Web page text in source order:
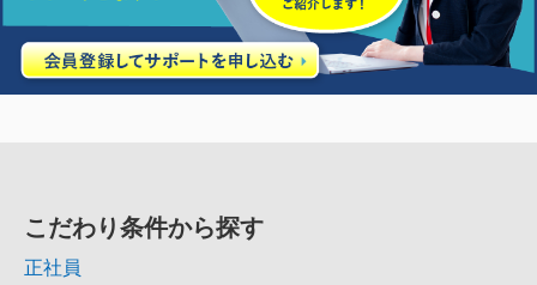
こだわり条件から探す
正社員